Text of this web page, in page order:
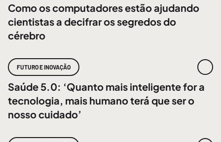
Como os computadores estão ajudando
cientistas a decifrar os segredos do
cérebro
FUTURO E INOVAÇÃO
Saúde 5.0: ‘Quanto mais inteligente for a
tecnologia, mais humano terá que ser o
nosso cuidado’